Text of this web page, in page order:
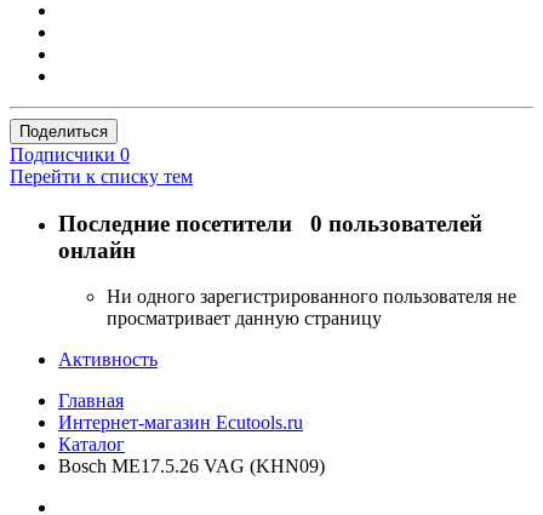
Поделиться
Подписчики 0
Перейти к списку тем
Последние посетители 0 пользователей
онлайн
Ни одного зарегистрированного пользователя не
просматривает данную страницу
Активность
Главная
Интернет-магазин Ecutools.ru
Каталог
Bosch ME17.5.26 VAG (KHN09)